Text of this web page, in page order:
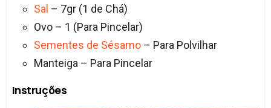
Sal – 7gr (1 de Chá)
Ovo – 1 (Para Pincelar)
Sementes de Sésamo– Para Polvilhar
Manteiga – Para Pincelar
Instruções